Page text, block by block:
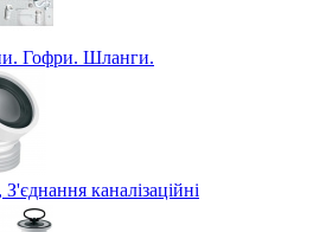
Гофри. Шланги.
каналізаційні